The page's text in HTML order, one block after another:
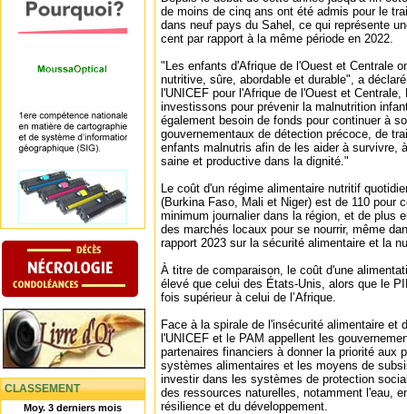
CLASSEMENT
Moy. 3 derniers mois
de moins de cinq ans ont été admis pour le
dans neuf pays du Sahel, ce qui représente
cent par rapport à la même période en 2022.
"Les enfants d'Afrique de l'Ouest et Centrale
nutritive, sûre, abordable et durable", a
l'UNICEF pour l'Afrique de l'Ouest et
investissons pour prévenir la malnutrition
également besoin de fonds pour continuer à
gouvernementaux de détection précoce, de
enfants malnutris afin de les aider à survivre,
saine et productive dans la dignité."
Le coût d'un régime alimentaire nutritif
(Burkina Faso, Mali et Niger) est de 110 pour
minimum journalier dans la région, et de plus
des marchés locaux pour se nourrir, même
rapport 2023 sur la sécurité alimentaire et la
À titre de comparaison, le coût d'une
élevé que celui des États-Unis, alors que le
fois supérieur à celui de l’Afrique.
Face à la spirale de l'insécurité alimentaire et
l'UNICEF et le PAM appellent les
partenaires financiers à donner la priorité aux
systèmes alimentaires et les moyens de
investir dans les systèmes de protection
des ressources naturelles, notamment l'eau,
résilience et du développement.